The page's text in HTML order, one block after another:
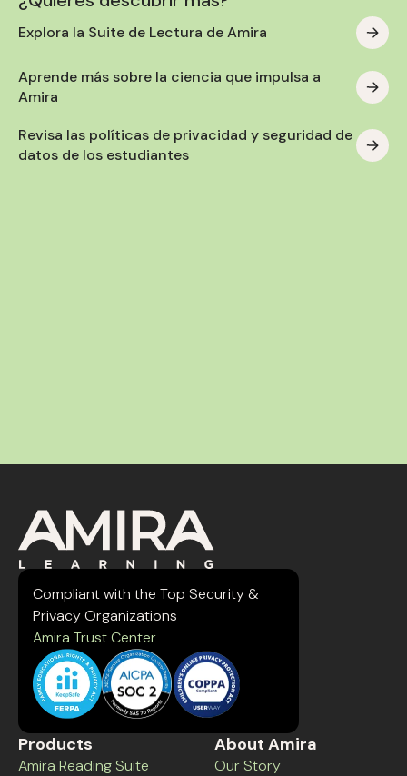
Explora la Suite de Lectura de Amira
Aprende más sobre la ciencia que impulsa a
Amira
Revisa las políticas de privacidad y seguridad de
datos de los estudiantes
Compliant with the Top Security &
Privacy Organizations
Amira Trust Center
Products
Amira Reading Suite
About Amira
Our Story